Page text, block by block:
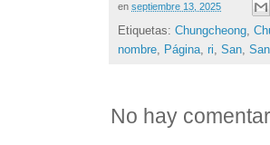
en septiembre 13, 2025
Etiquetas: Chungcheong,
nombre, Página, ri, San,
No hay